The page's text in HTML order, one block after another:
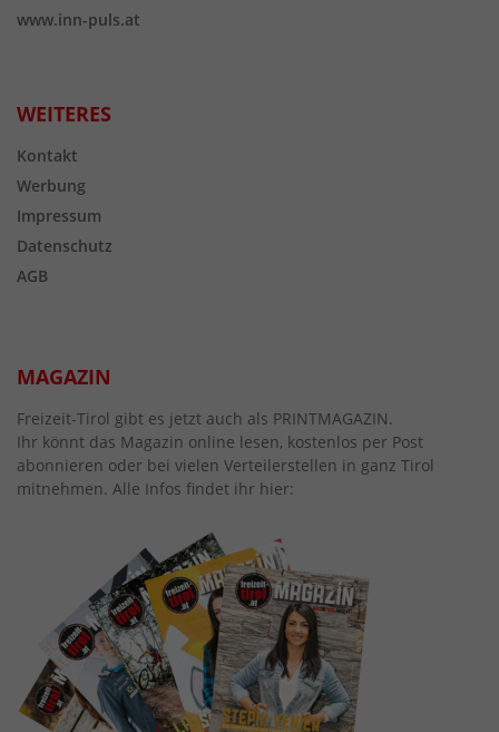
www.inn-puls.at
WEITERES
Kontakt
Werbung
Impressum
Datenschutz
AGB
MAGAZIN
Freizeit-Tirol gibt es jetzt auch als PRINTMAGAZIN.
Ihr könnt das Magazin online lesen, kostenlos per Post
abonnieren oder bei vielen Verteilerstellen in ganz Tirol
mitnehmen. Alle Infos findet ihr hier: